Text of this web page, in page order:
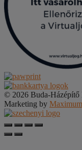
© 2026 Buda-
Marketing by